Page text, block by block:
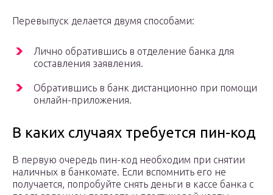
Перевыпуск делается двумя способами:
Лично обратившись в отделение банка для
составления заявления.
Обратившись в банк дистанционно при помощи
онлайн-приложения.
В каких случаях требуется пин-код
В первую очередь пин-код необходим при снятии
наличных в банкомате. Если вспомнить его не
получается, попробуйте снять деньги в кассе банка с